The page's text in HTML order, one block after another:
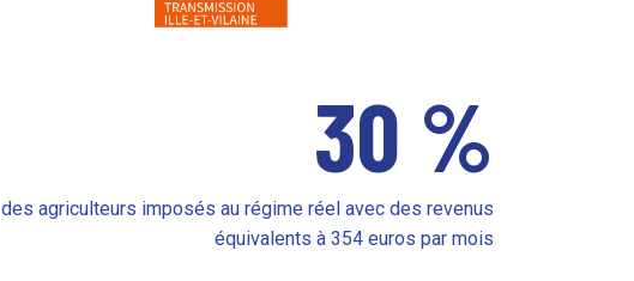
30 %
des agriculteurs imposés au régime réel avec des revenus
équivalents à 354 euros par mois